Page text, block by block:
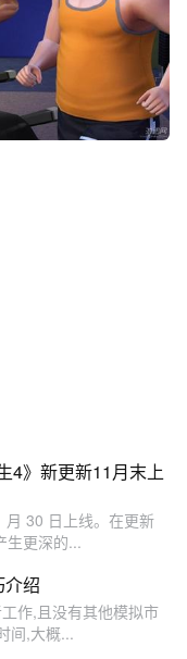
4》新更新11月末上
月 30 日上线。在更新
生更深的...
介绍
作,且没有其他模拟市
间,大概...